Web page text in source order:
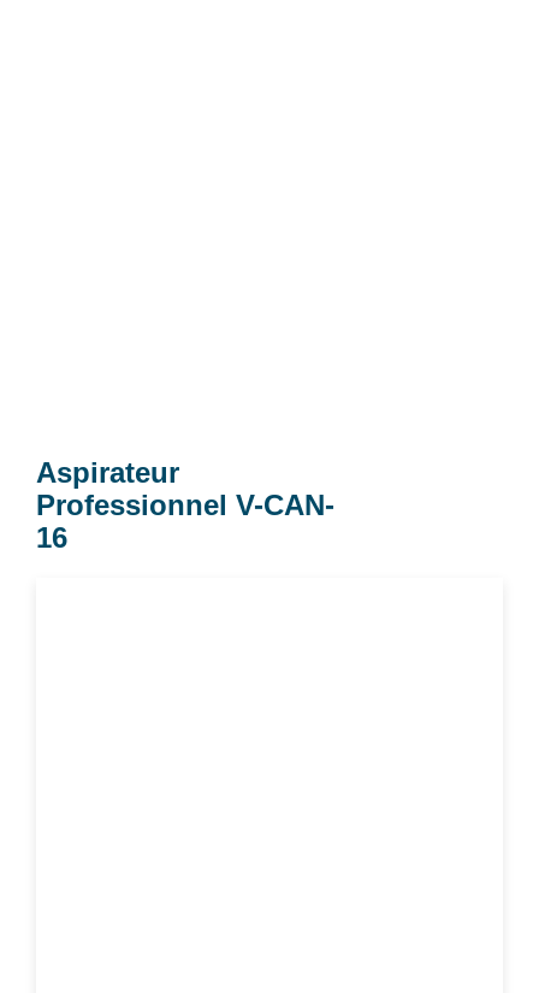
Aspirateur
Professionnel V-CAN-
16